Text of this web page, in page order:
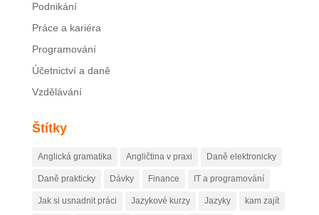
Podnikání
Práce a kariéra
Programování
Účetnictví a daně
Vzdělávání
Štítky
Anglická gramatika Angličtina v praxi Daně elektronicky
Daně prakticky Dávky Finance IT a programování
Jak si usnadnit práci Jazykové kurzy Jazyky kam zajít